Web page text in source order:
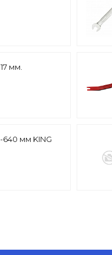
мм.
640 мм KING